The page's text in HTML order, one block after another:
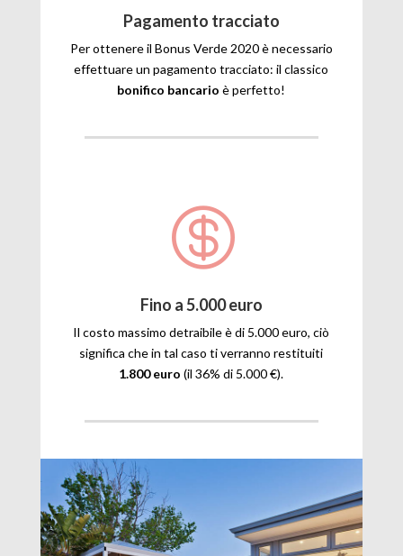
Pagamento tracciato
Per ottenere il Bonus Verde 2020 è necessario
effettuare un pagamento tracciato: il classico
bonifico bancario è perfetto!

Fino a 5.000 euro
Il costo massimo detraibile è di 5.000 euro, ciò
significa che in tal caso ti verranno restituiti
1.800 euro(il 36% di 5.000 €).